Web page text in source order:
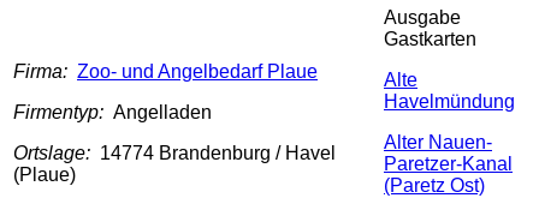
Firma: Zoo- und Angelbedarf Plaue
Firmentyp: Angelladen
Ortslage: 14774 Brandenburg / Havel
(Plaue)
Ausgabe
Gastkarten
Alte
Havelmündung
Alter Nauen-
Paretzer-Kanal
(Paretz Ost)